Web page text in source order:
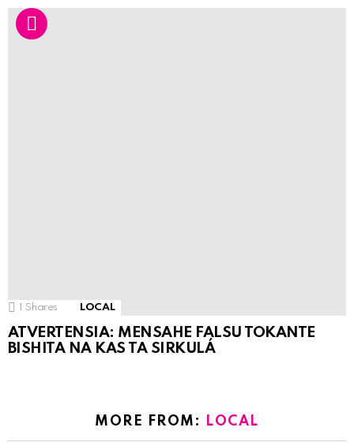
1 Shares LOCAL
ATVERTENSIA: MENSAHE FALSU TOKANTE
BISHITA NA KAS TA SIRKULÁ
MORE FROM: LOCAL